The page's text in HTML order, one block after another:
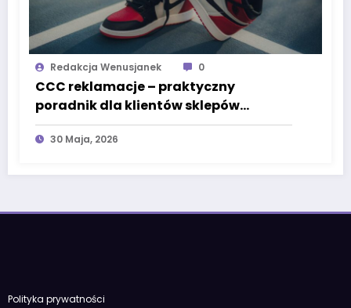
Redakcja Wenusjanek 0
CCC reklamacje – praktyczny
poradnik dla klientów sklepów
stacjonarnych i internetowych
30 Maja, 2026
Polityka prywatności